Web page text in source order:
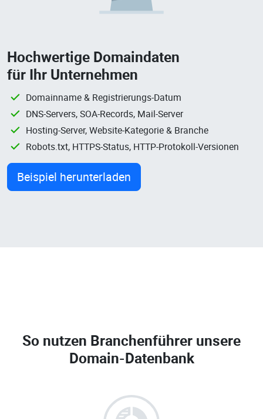
Hochwertige Domaindaten
für Ihr Unternehmen
Domainname & Registrierungs-Datum
DNS-Servers, SOA-Records, Mail-Server
Hosting-Server, Website-Kategorie & Branche
Robots.txt, HTTPS-Status, HTTP-Protokoll-Versionen
Beispiel herunterladen
So nutzen Branchenführer unsere
Domain-Datenbank